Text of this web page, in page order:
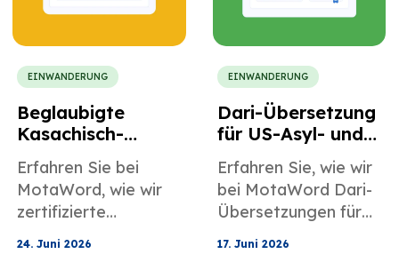
EINWANDERUNG
Beglaubigte
Kasachisch-
Englisch-
Übersetzung für
US-
Stipendienbewerb
ungen
Erfahren Sie bei
MotaWord, wie wir
zertifizierte
Übersetzungen vom
24. Juni 2026
EINWANDERUNG
Dari-Übersetzung
für US-Asyl- und
Identitätsdokume
ntation
Erfahren Sie, wie wir
bei MotaWord Dari-
Übersetzungen für
US-Asylanträge
17. Juni 2026